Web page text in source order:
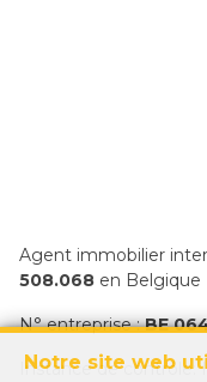
Notre site web
Agent immobilier
508.068 en Belgique
N° entreprise :BE
Instance de contrôle: